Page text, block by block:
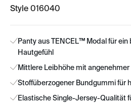
Style 016040
Panty aus TENCEL™ Modal für
Hautgefühl
Mittlere Leibhöhe mit
Stoffüberzogener Bundgummi für
Elastische Single-Jersey-Qualität